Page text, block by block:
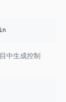
中生成控制